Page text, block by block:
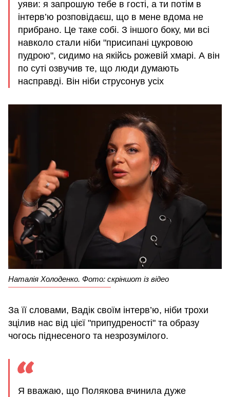
уяви: я запрошую тебе в гості, а ти потім в
інтерв’ю розповідаєш, що в мене вдома не
прибрано. Це таке собі. З іншого боку, ми всі
навколо стали ніби "присипані цукровою
пудрою", сидимо на якійсь рожевій хмарі. А він
по суті озвучив те, що люди думають
насправді. Він ніби струсонув усіх
Наталія Холоденко. Фото: скріншот із відео
За її словами, Вадік своїм інтерв’ю, ніби трохи
зцілив нас від цієї "припудреності" та образу
чогось піднесеного та незрозумілого.
Я вважаю, що Полякова вчинила дуже